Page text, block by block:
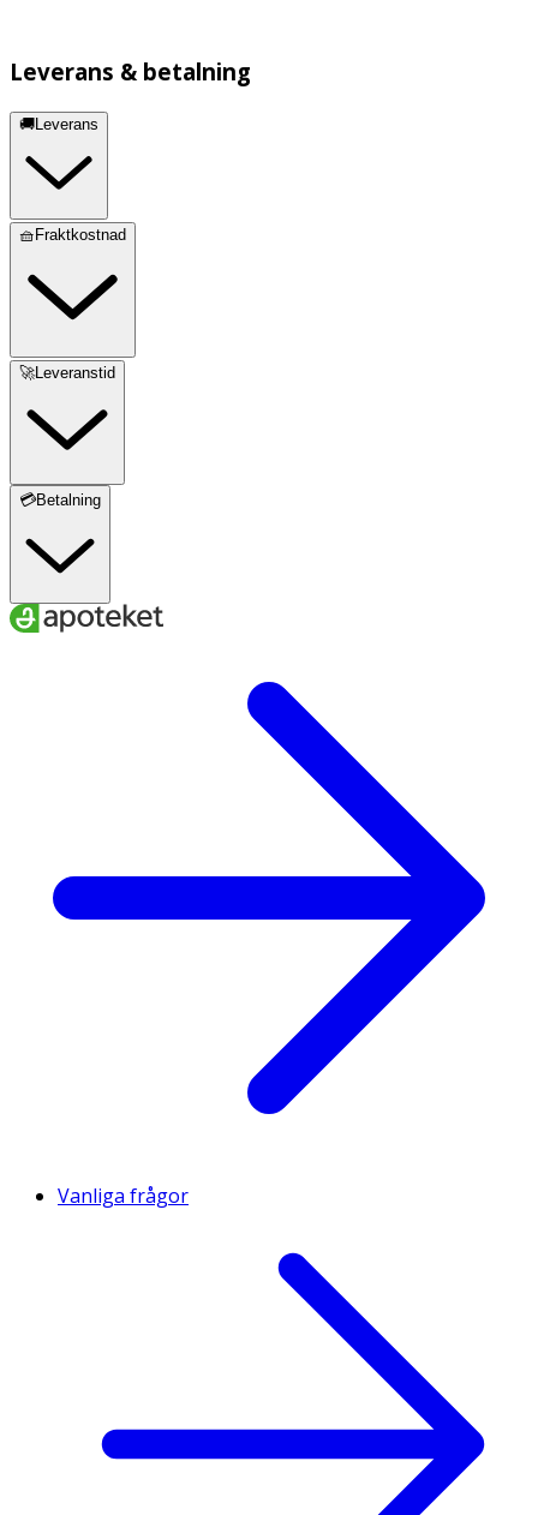
Leverans & betalning
🚚Leverans
🧺Fraktkostnad
🚀Leveranstid
💳Betalning
Vanliga frågor